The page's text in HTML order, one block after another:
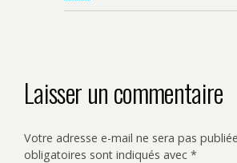
Laisser un commentaire
Votre adresse e-mail ne sera pas
obligatoires sont indiqués avec *